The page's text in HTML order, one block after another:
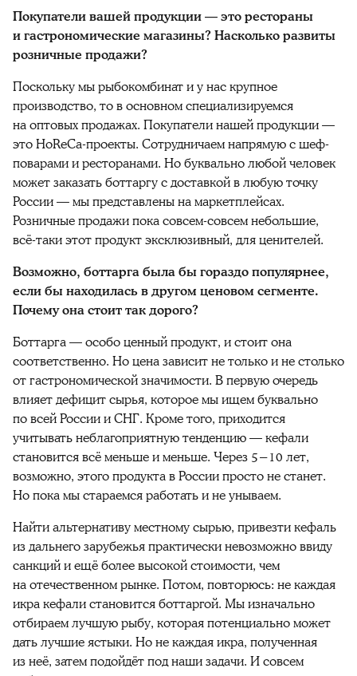
Покупатели вашей продукции — это рестораны
и гастрономические магазины? Насколько развиты
розничные продажи?
Поскольку мы рыбокомбинат и у нас крупное
производство, то в основном специализируемся
на оптовых продажах. Покупатели нашей продукции —
это HoReCa-проекты. Сотрудничаем напрямую с шеф-
поварами и ресторанами. Но буквально любой человек
может заказать боттаргу с доставкой в любую точку
России — мы представлены на маркетплейсах.
Розничные продажи пока совсем-совсем небольшие,
всё-таки этот продукт эксклюзивный, для ценителей.
Возможно, боттарга была бы гораздо популярнее,
если бы находилась в другом ценовом сегменте.
Почему она стоит так дорого?
Боттарга — особо ценный продукт, и стоит она
соответственно. Но цена зависит не только и не столько
от гастрономической значимости. В первую очередь
влияет дефицит сырья, которое мы ищем буквально
по всей России и СНГ. Кроме того, приходится
учитывать неблагоприятную тенденцию — кефали
становится всё меньше и меньше. Через 5−10 лет,
возможно, этого продукта в России просто не станет.
Но пока мы стараемся работать и не унываем.
Найти альтернативу местному сырью, привезти кефаль
из дальнего зарубежья практически невозможно ввиду
санкций и ещё более высокой стоимости, чем
на отечественном рынке. Потом, повторюсь: не каждая
икра кефали становится боттаргой. Мы изначально
отбираем лучшую рыбу, которая потенциально может
дать лучшие ястыки. Но не каждая икра, полученная
из неё, затем подойдёт под наши задачи. И совсем